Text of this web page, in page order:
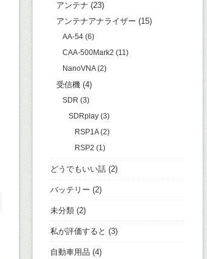
アンテナ (23)
アンテナアナライザー (15)
AA-54 (6)
CAA-500Mark2 (11)
NanoVNA(2)
受信機 (4)
SDR (3)
SDRplay (3)
RSP1A(2)
RSP2 (1)
どうでもいい話 (2)
バッテリー (2)
未分類 (2)
私が評価すると (3)
自動車用品 (4)